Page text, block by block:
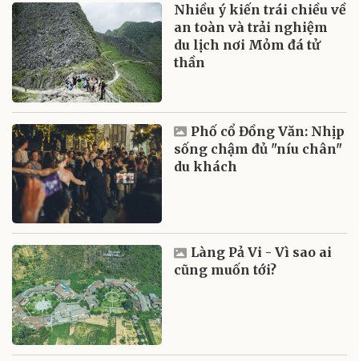
Nhiều ý kiến trái chiều về
an toàn và trải nghiệm
du lịch nơi Mỏm đá tử
thần
Phố cổ Đồng Văn: Nhịp
sống chậm đủ "níu chân"
du khách
Làng Pả Vi - Vì sao ai
cũng muốn tới?